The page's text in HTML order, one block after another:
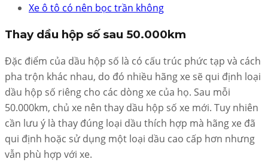
Xe ô tô có nên bọc trần không
Thay dầu hộp số sau 50.000km
Đặc điểm của dầu hộp số là có cấu trúc phức tạp và cách
pha trộn khác nhau, do đó nhiều hãng xe sẽ qui định loại
dầu hộp số riêng cho các dòng xe của họ. Sau mỗi
50.000km, chủ xe nên thay dầu hộp số xe mới. Tuy nhiên
cần lưu ý là thay đúng loại dầu thích hợp mà hãng xe đã
qui định hoặc sử dụng một loại dầu cao cấp hơn nhưng
vẫn phù hợp với xe.